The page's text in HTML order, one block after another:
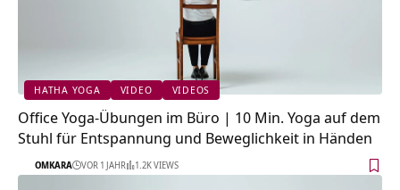
HATHA YOGA VIDEO VIDEOS
Office Yoga-Übungen im Büro | 10 Min. Yoga auf dem
Stuhl für Entspannung und Beweglichkeit in Händen
OMKARA VOR 1 JAHR 1.2K VIEWS